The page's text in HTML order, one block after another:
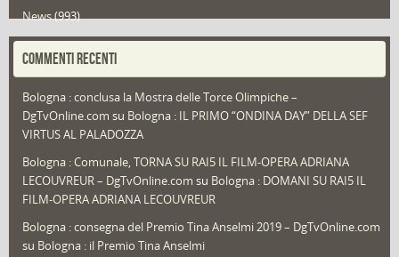
News(993)
Portfolio(1)
Redazioni(1.049)
Speciali (22)
Sport
That's Bologna Magazine(25)
Video (archivio) (263)
COMMENTI RECENTI
Bologna : conclusa la Mostra delle Torce Olimpiche –
DgTvOnline.com su Bologna : IL PRIMO “ONDINA DAY” DELLA SEF
VIRTUS AL PALADOZZA
Bologna : Comunale, TORNA SU RAI5 IL FILM-OPERA ADRIANA
LECOUVREUR – DgTvOnline.com su Bologna : DOMANI SU RAI5 IL
FILM-OPERA ADRIANA LECOUVREUR
Bologna : consegna del Premio Tina Anselmi 2019 – DgTvOnline.com
su Bologna : il Premio Tina Anselmi